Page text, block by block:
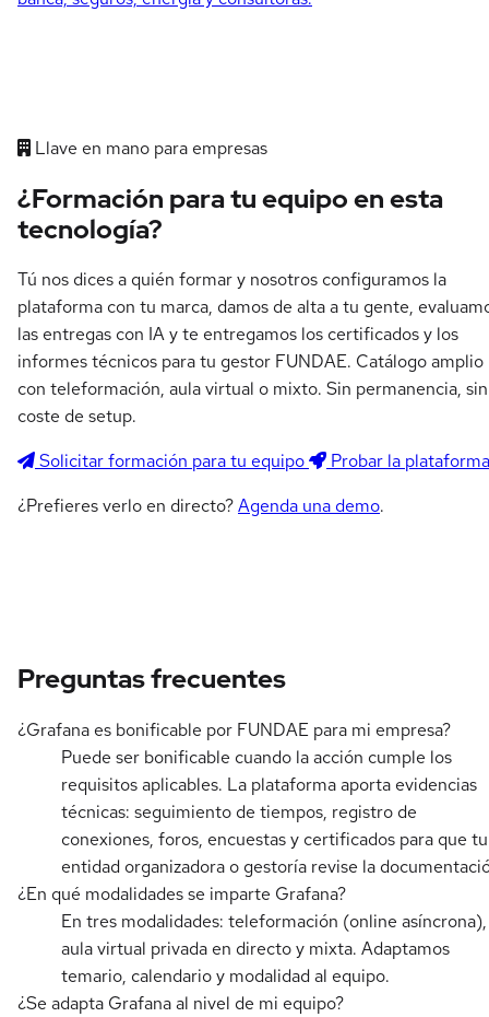
Llave en mano para empresas
¿Formación para tu equipo en esta
tecnología?
Tú nos dices a quién formar y nosotros configuramos la
plataforma con tu marca, damos de alta a tu gente,
las entregas con IA y te entregamos los certificados y los
informes técnicos para tu gestor FUNDAE. Catálogo amplio
con teleformación, aula virtual o mixto. Sin permanencia, sin
coste de setup.
Solicitar formación para tu equipo
Probar la plataforma
¿Prefieres verlo en directo?Agenda una demo.
Preguntas frecuentes
¿Grafana es bonificable por FUNDAE para mi empresa?
Puede ser bonificable cuando la acción cumple los
requisitos aplicables. La plataforma aporta evidencias
técnicas: seguimiento de tiempos, registro de
conexiones, foros, encuestas y certificados para que tu
entidad organizadora o gestoría revise la
¿En qué modalidades se imparte Grafana?
En tres modalidades: teleformación (online asíncrona),
aula virtual privada en directo y mixta. Adaptamos
temario, calendario y modalidad al equipo.
¿Se adapta Grafana al nivel de mi equipo?